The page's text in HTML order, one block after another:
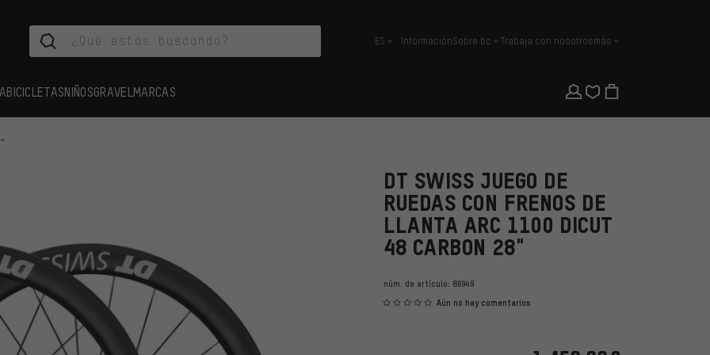
español
ES InformaciónSobre bc Trabaja con nosotrosmás
BICICLETASNIÑOSGRAVEL MARCAS
DT SWISS JUEGO DE
RUEDAS CON FRENOS DE
LLANTA ARC 1100 DICUT
48 CARBON 28"
núm. de artículo: 86949
Aún no hay comentarios